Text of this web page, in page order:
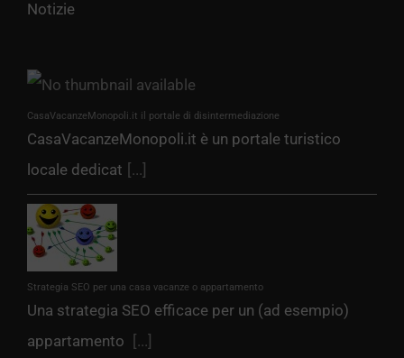
Notizie
CasaVacanzeMonopoli.it il portale di disintermediazione
CasaVacanzeMonopoli.it è un portale turistico
locale dedicat [...]
Strategia SEO per una casa vacanze o appartamento
Una strategia SEO efficace per un (ad esempio)
appartamento
[...]